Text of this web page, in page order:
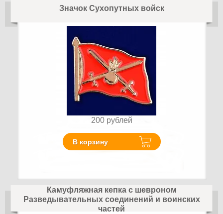
Значок Сухопутных войск
200 рублей
В корзину
Камуфляжная кепка с шевроном
Разведывательных соединений и воинских
частей